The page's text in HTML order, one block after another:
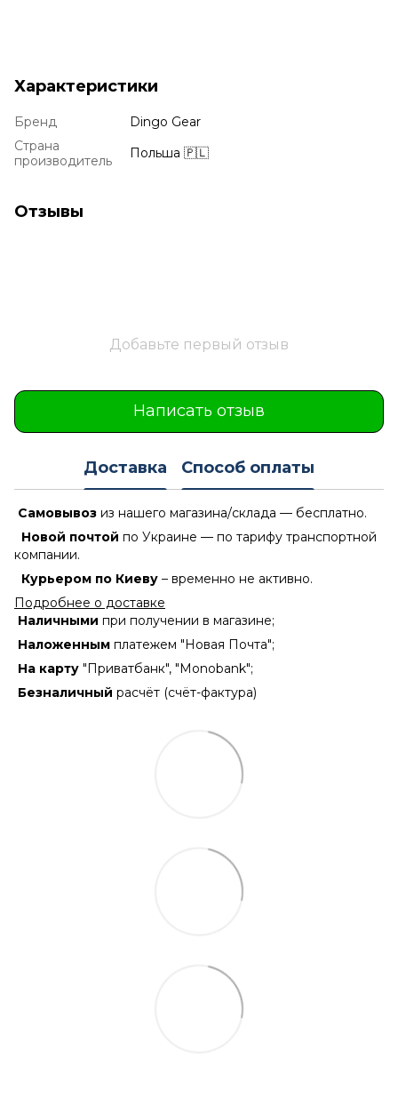
Характеристики
Бренд
Dingo Gear
Страна
производитель
Польша 🇵🇱
Отзывы
Добавьте первый отзыв
Написать отзыв
Доставка Способ оплаты
Самовывоз из нашего магазина/склада — бесплатно.
Новой почтой по Украине — по тарифу транспортной
компании.
Курьером по Киеву – временно не активно.
Подробнее о доставке
Наличными при получении в магазине;
Наложенным платежем "Новая Почта";
На карту "Приватбанк", "Monobank";
Безналичный расчёт (счёт-фактура)